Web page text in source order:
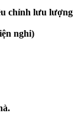
chỉnh lưu lượng
nghi)